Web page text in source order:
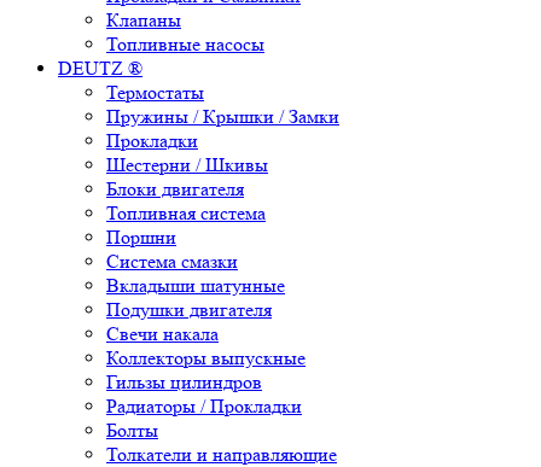
Клапаны
Топливные насосы
DEUTZ ®
Термостаты
Пружины / Крышки / Замки
Прокладки
Шестерни / Шкивы
Блоки двигателя
Топливная система
Поршни
Система смазки
Вкладыши шатунные
Подушки двигателя
Свечи накала
Коллекторы выпускные
Гильзы цилиндров
Радиаторы / Прокладки
Болты
Толкатели и направляющие